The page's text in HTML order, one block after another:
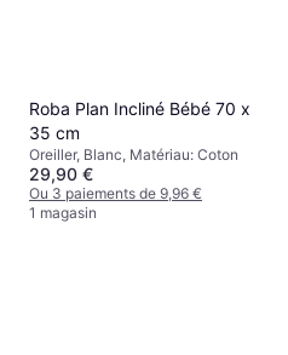
Roba Plan Incliné Bébé 70 x
35 cm
Oreiller, Blanc, Matériau: Coton
29,90 €
Ou 3 paiements de 9,96 €
1 magasin